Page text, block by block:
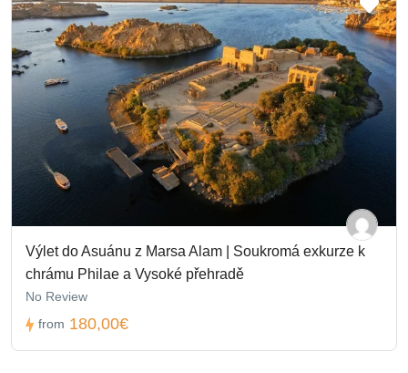
Výlet do Asuánu z Marsa Alam | Soukromá exkurze k
chrámu Philae a Vysoké přehradě
No Review
from 180,00€